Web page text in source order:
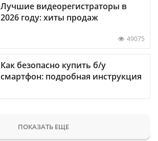
Лучшие видеорегистраторы в
2026 году: хиты продаж
49075
Как безопасно купить б/у
смартфон: подробная инструкция
ПОКАЗАТЬ ЕЩЕ